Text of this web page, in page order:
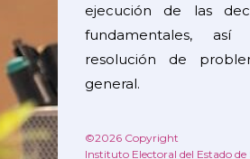
ejecución de las
fundamentales,
resolución de
general.
©2026 Copyright
Instituto Electoral del Estado de